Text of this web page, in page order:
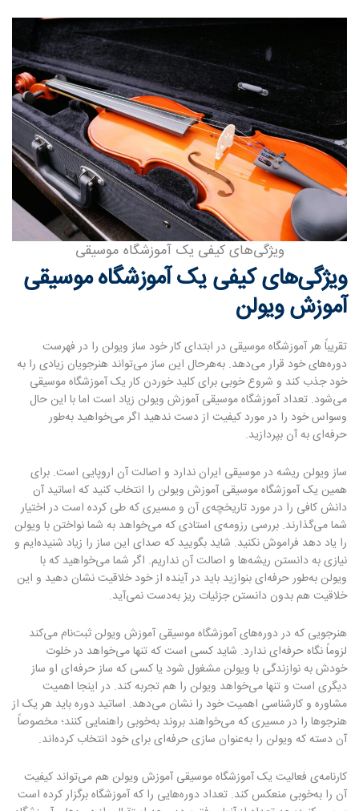
ویژگی‌های کیفی یک آموزشگاه موسیقی
ویژگی‌های کیفی یک آموزشگاه موسیقی
آموزش ویولن
تقریباً هر آموزشگاه موسیقی در ابتدای کار خود ساز ویولن را در فهرست
دوره‌های خود قرار می‌دهد. به‌هرحال این ساز می‌تواند هنرجویان زیادی را به
خود جذب کند و شروع خوبی برای کلید خوردن کار یک آموزشگاه موسیقی
می‌شود. تعداد آموزشگاه موسیقی آموزش ویولن زیاد است اما با این حال
وسواس خود را در مورد کیفیت از دست ندهید اگر می‌خواهید به‌طور
حرفه‌ای به آن بپردازید.
ساز ویولن ریشه در موسیقی ایران ندارد و اصالت آن اروپایی است. برای
همین یک آموزشگاه موسیقی آموزش ویولن را انتخاب کنید که اساتید آن
دانش کافی را در مورد تاریخچه‌ی آن و مسیری که طی کرده است در اختیار
شما می‌گذارند. بررسی رزومه‌ی استادی که می‌خواهد به شما نواختن با ویولن
را یاد دهد فراموش نکنید. شاید بگویید که صدای این ساز را زیاد شنیده‌ایم و
نیازی به دانستن ریشه‌ها و اصالت آن نداریم. اگر شما می‌خواهید که با
ویولن به‌طور حرفه‌ای بنوازید باید در آینده از خود خلاقیت نشان دهید و این
خلاقیت هم بدون دانستن جزئیات ریز به‌دست نمی‌آید.
هنرجویی که در دوره‌های آموزشگاه موسیقی آموزش ویولن ثبت‌نام می‌کند
لزوماً نگاه حرفه‌ای ندارد. شاید کسی است که تنها می‌خواهد در خلوت
خودش به نوازندگی با ویولن مشغول شود یا کسی که ساز حرفه‌ای او ساز
دیگری است و تنها می‌خواهد ویولن را هم تجربه کند. در اینجا اهمیت
مشاوره و کارشناسی اهمیت خود را نشان می‌دهد. اساتید دوره باید هر یک از
هنرجوها را در مسیری که می‌خواهند بروند به‌خوبی راهنمایی کنند؛ مخصوصاً
آن دسته که ویولن را به‌عنوان سازی حرفه‌ای برای خود انتخاب کرده‌اند.
کارنامه‌ی فعالیت یک آموزشگاه موسیقی آموزش ویولن هم می‌تواند کیفیت
آن را به‌خوبی منعکس کند. تعداد دوره‌هایی را که آموزشگاه برگزار کرده است